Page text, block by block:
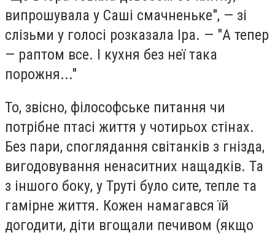
випрошувала у Саші смачненьке", — зі
слізьми у голосі розказала Іра. — "А тепер
— раптом все. І кухня без неї така
порожня..."
То, звісно, філософське питання чи
потрібне птасі життя у чотирьох стінах.
Без пари, споглядання світанків з гнізда,
вигодовування ненаситних нащадків. Та
з іншого боку, у Труті було сите, тепле та
гамірне життя. Кожен намагався їй
догодити, діти вгощали печивом (якщо